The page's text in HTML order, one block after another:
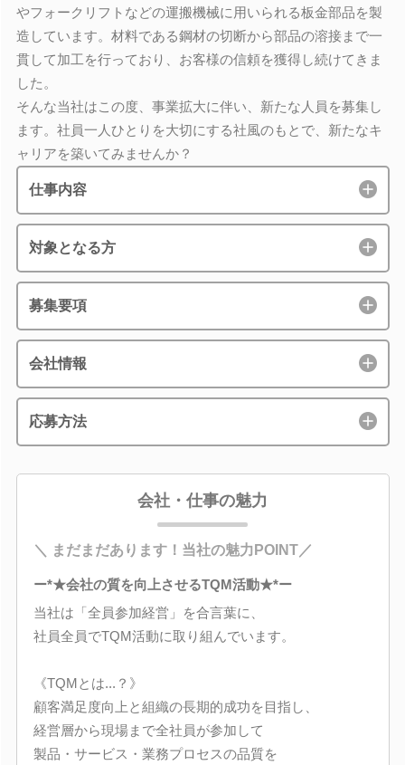
やフォークリフトなどの運搬機械に用いられる板金部品を製
造しています。材料である鋼材の切断から部品の溶接まで一
貫して加工を行っており、お客様の信頼を獲得し続けてきま
した。
そんな当社はこの度、事業拡大に伴い、新たな人員を募集し
ます。社員一人ひとりを大切にする社風のもとで、新たなキ
ャリアを築いてみませんか？
仕事内容
対象となる方
募集要項
会社情報
応募方法
会社・仕事の魅力
＼ まだまだあります！当社の魅力POINT／
ー*★会社の質を向上させるTQM活動★*ー
当社は「全員参加経営」を合言葉に、
社員全員でTQM活動に取り組んでいます。
《TQMとは...？》
顧客満足度向上と組織の長期的成功を目指し、
経営層から現場まで全社員が参加して
製品・サービス・業務プロセスの品質を